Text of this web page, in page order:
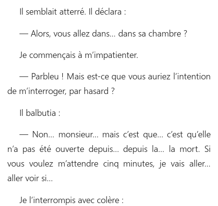
Il semblait atterré. Il déclara :
— Alors, vous allez dans… dans sa chambre ?
Je commençais à m’impatienter.
— Parbleu ! Mais est-ce que vous auriez l’intention
de m’interroger, par hasard ?
Il balbutia :
— Non… monsieur… mais c’est que… c’est qu’elle
n’a pas été ouverte depuis… depuis la… la mort. Si
vous voulez m’attendre cinq minutes, je vais aller…
aller voir si…
Je l’interrompis avec colère :